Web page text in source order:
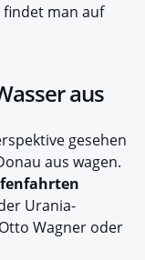
findet man auf
aus
gesehen
aus wagen.
Urania-
Wagner oder